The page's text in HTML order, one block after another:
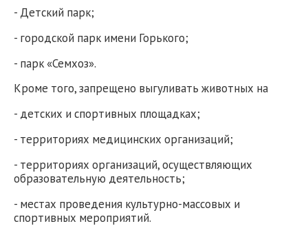
- Детский парк;
- городской парк имени Горького;
- парк «Семхоз».
Кроме того, запрещено выгуливать животных на
- детских и спортивных площадках;
- территориях медицинских организаций;
- территориях организаций, осуществляющих
образовательную деятельность;
- местах проведения культурно-массовых и
спортивных мероприятий.